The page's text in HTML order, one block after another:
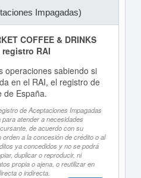
Impagadas)
COFFEE & DRINKS
RAI
operaciones sabiendo si
en el RAI, el registro de
de España.
de Aceptaciones Impagadas
atender a necesidades
de acuerdo con su
a la concesión de crédito o al
ya concedidos y no se podrá
duplicar o reproducir, ni
propia o ajena, o reutilizar en
o indirecta.